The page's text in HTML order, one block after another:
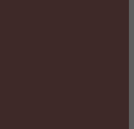
connecteert HR professionals
maandelijkse events,
van HR door het delen
online